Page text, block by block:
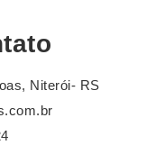
Niterói- RS